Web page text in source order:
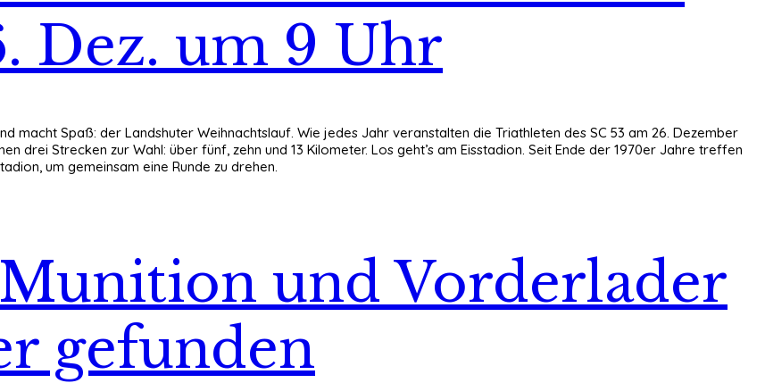
Dez. um 9 Uhr
macht Spaß: der Landshuter Weihnachtslauf. Wie jedes Jahr veranstalten die Triathleten des SC 53 am 26. Dezember
drei Strecken zur Wahl: über fünf, zehn und 13 Kilometer. Los geht’s am Eisstadion. Seit Ende der 1970er Jahre treffen
um gemeinsam eine Runde zu drehen.
Munition und Vorderlader
gefunden